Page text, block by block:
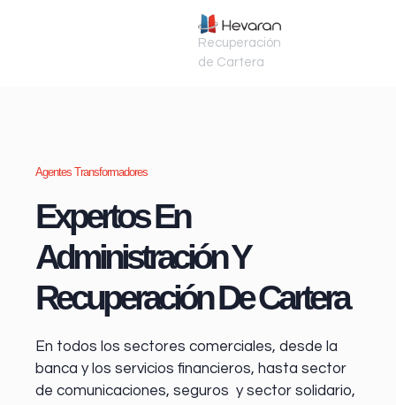
Recuperación
de Cartera
Agentes Transformadores
Expertos En
Administración Y
Recuperación De Cartera
En todos los sectores comerciales, desde la
banca y los servicios financieros, hasta sector
de comunicaciones, seguros y sector solidario,